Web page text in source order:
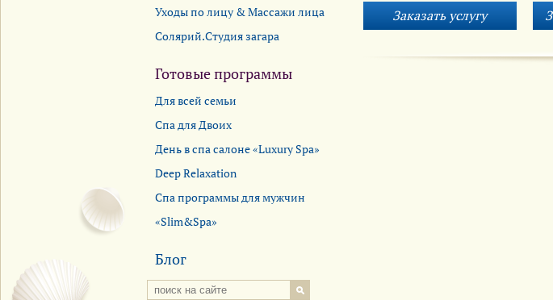
Уходы по лицу & Массажи лица
Солярий.Студия загара
Готовые программы
Для всей семьи
Спа для Двоих
День в спа салоне «Luxury Spa»
Deep Relaxation
Спа программы для мужчин
«Slim&Spa»
Блог